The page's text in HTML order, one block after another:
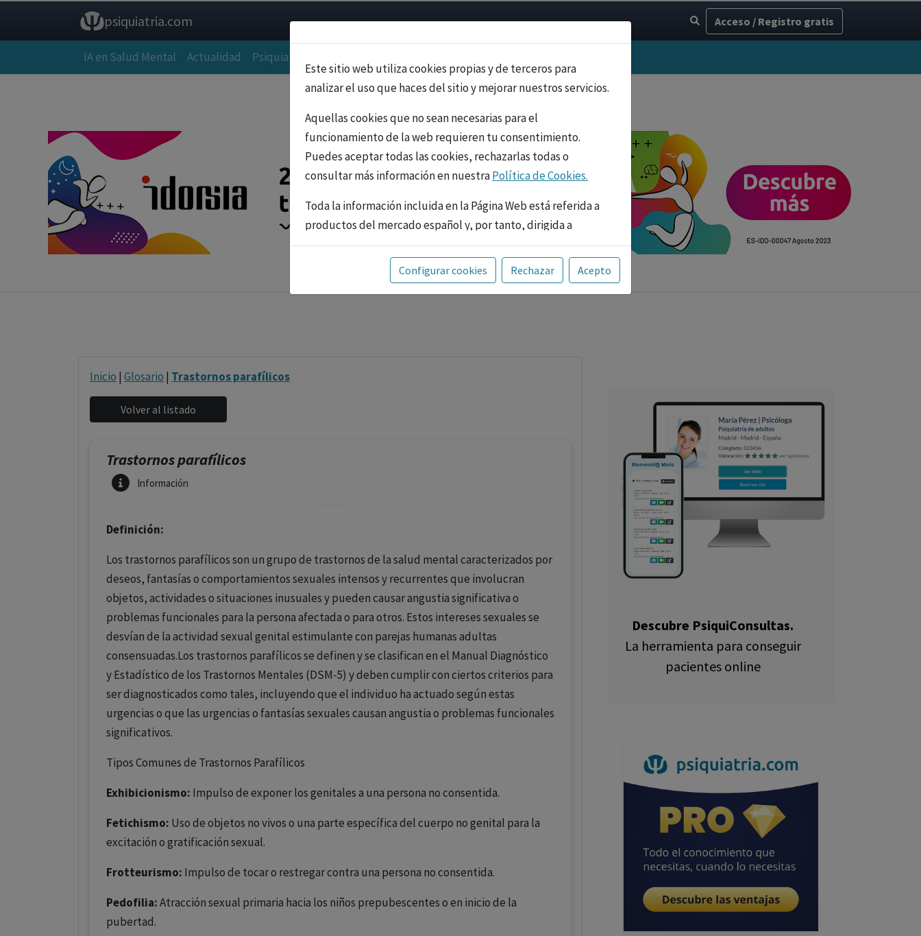
psiquiatria.com Acceso / Registro gratis
IA en Salud Mental Actualidad Psiquiatría
Este sitio web utiliza cookies propias y de terceros para
analizar el uso que haces del sitio y mejorar nuestros servicios.
Aquellas cookies que no sean necesarias para el
funcionamiento de la web requieren tu consentimiento.
Puedes aceptar todas las cookies, rechazarlas todas o
consultar más información en nuestraPolítica de Cookies.
Toda la información incluida en la Página Web está referida a
productos del mercado español y, por tanto, dirigida a
profesionales sanitarios legalmente facultados para
prescribir o dispensar medicamentos con ejercicio
profesional. La información técnica de los fármacos se facilita
Configurar cookies Rechazar Acepto
Inicio | Glosario | Trastornos parafílicos
Trastornos parafílicos
Información
Definición:
Los trastornos parafílicos son un grupo de trastornos de la salud mental caracterizados por
deseos, fantasías o comportamientos sexuales intensos y recurrentes que involucran
objetos, actividades o situaciones inusuales y pueden causar angustia significativa o
problemas funcionales para la persona afectada o para otros. Estos intereses sexuales se
desvían de la actividad sexual genital estimulante con parejas humanas adultas
consensuadas.Los trastornos parafílicos se definen y se clasifican en el Manual Diagnóstico
y Estadístico de los Trastornos Mentales (DSM-5) y deben cumplir con ciertos criterios para
ser diagnosticados como tales, incluyendo que el individuo ha actuado según estas
urgencias o que las urgencias o fantasías sexuales causan angustia o problemas funcionales
significativos.
Tipos Comunes de Trastornos Parafílicos
Exhibicionismo: Impulso de exponer los genitales a una persona no consentida.
Fetichismo: Uso de objetos no vivos o una parte específica del cuerpo no genital para la
excitación o gratificación sexual.
Frotteurismo: Impulso de tocar o restregar contra una persona no consentida.
Pedofilia:Atracción sexual primaria hacia los niños prepubescentes o en inicio de la
pubertad.
Descubre PsiquiConsultas.
La herramienta para conseguir
pacientes online